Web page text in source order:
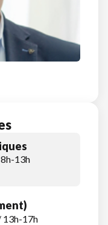
13h
13h-17h